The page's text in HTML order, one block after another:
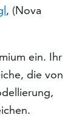
, (Nova
ein. Ihr
die von